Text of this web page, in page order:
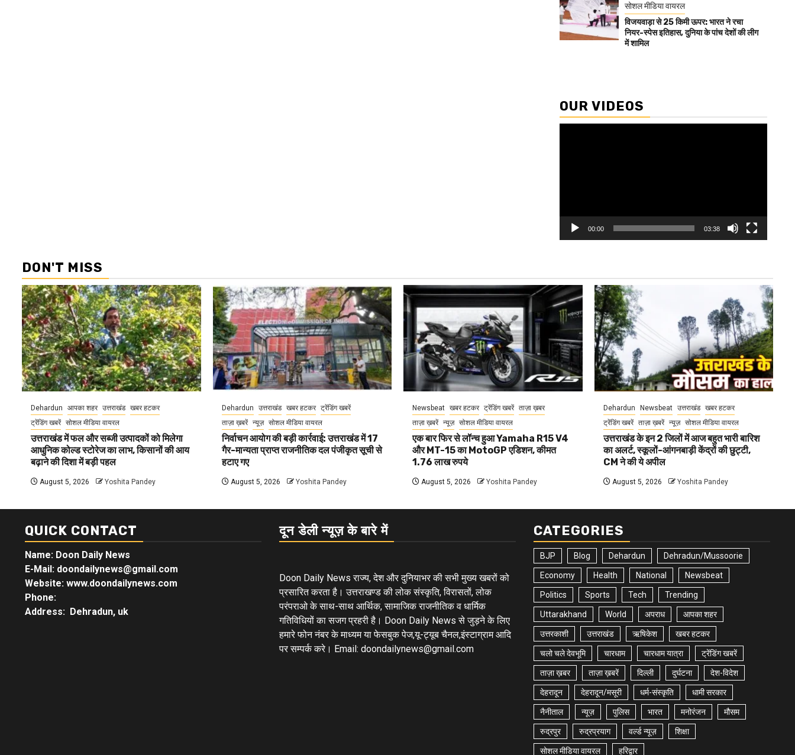
सोशल मीडिया वायरल
विजयवाड़ा से 25 किमी ऊपर: भारत ने रचा
नियर-स्पेस इतिहास, दुनिया के पांच देशों की लीग
में शामिल
OUR VIDEOS
00:00 03:38
DON'T MISS
Dehardun आपका शहर उत्तराखंड खबर हटकर
ट्रेंडिंग खबरें सोशल मीडिया वायरल
उत्तराखंड में फल और सब्जी उत्पादकों को मिलेगा
आधुनिक कोल्ड स्टोरेज का लाभ, किसानों की आय
बढ़ाने की दिशा में बड़ी पहल
August 5, 2026 Yoshita Pandey
Dehardun उत्तराखंड खबर हटकर
ट्रेंडिंग खबरें
ताज़ा ख़बरें
न्यूज़ सोशल मीडिया वायरल
निर्वाचन आयोग की बड़ी कार्रवाई: उत्तराखंड में 17
गैर-मान्यता प्राप्त राजनीतिक दल पंजीकृत सूची से
हटाए गए
August 5, 2026 Yoshita Pandey
Newsbeat खबर हटकर ट्रेंडिंग खबरें ताज़ा ख़बर
ताज़ा ख़बरें न्यूज़ सोशल मीडिया वायरल
एक बार फिर से लॉन्च हुआ Yamaha R15 V4
और MT-15 का MotoGP एडिशन, कीमत
1.76 लाख रुपये
August 5, 2026 Yoshita Pandey
Dehardun Newsbeat उत्तराखंड
खबर हटकर
ट्रेंडिंग खबरें
ताज़ा ख़बरें न्यूज़ सोशल मीडिया वायरल
उत्तराखंड के इन 2 जिलों में आज बहुत भारी बारिश
का अलर्ट, स्कूलों-आंगनबाड़ी केंद्रों की छुट्टी,
CM ने की ये अपील
August 5, 2026 Yoshita Pandey
QUICK CONTACT
Name: Doon Daily News
E-Mail: doondailynews@gmail.com
Website: www.doondailynews.com
Phone:
Address: Dehradun, uk
दून डेली न्यूज़ के बारे में
Doon Daily News राज्य, देश और दुनियाभर की सभी मुख्य खबरों को
प्रसारित करता है। उत्तराखण्ड की लोक संस्कृति, विरासतों, लोक
परंपराओ के साथ-साथ आर्थिक, सामाजिक राजनीतिक व धार्मिक
गतिविधियों का सजग प्रहरी है। Doon Daily News से जुड़ने के लिए
हमारे फोन नंबर के माध्यम या फेसबुक पेज,यू-ट्यूब चैनल,इंस्टाग्राम आदि
पर सम्पर्क करे। Email: doondailynews@gmail.com
CATEGORIES
BJP Blog Dehardun Dehradun/Mussoorie
Economy Health National Newsbeat
Politics Sports Tech Trending
Uttarakhand World अपराध आपका शहर
उत्तरकाशी उत्तराखंड ऋषिकेश खबर हटकर
चलो चले देवभूमि चारधाम चारधाम यात्रा ट्रेंडिंग खबरें
ताज़ा ख़बर ताज़ा ख़बरें दिल्ली दुर्घटना देश-विदेश
देहरादून देहरादून/मसूरी धर्म-संस्कृति धामी सरकार
नैनीताल न्यूज़ पुलिस भारत मनोरंजन मौसम
रुद्रपुर रुद्रप्रयाग वर्ल्ड न्यूज़ शिक्षा
सोशल मीडिया वायरल हरिद्वार